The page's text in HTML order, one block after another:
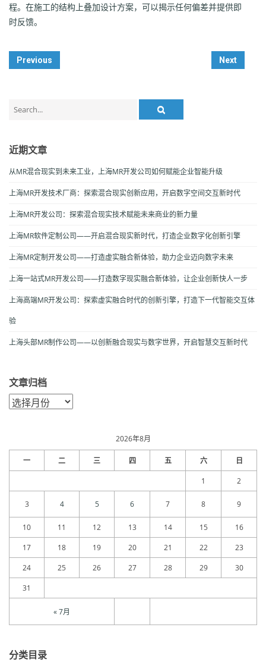
程。在施工的结构上叠加设计方案，可以揭示任何偏差并提供即
时反馈。
Post
Navigation
Previous Next
for:
近期文章
从MR混合现实到未来工业，上海MR开发公司如何赋能企业智能升级
上海MR开发技术厂商：探索混合现实创新应用，开启数字空间交互新时代
上海MR开发公司：探索混合现实技术赋能未来商业的新力量
上海MR软件定制公司——开启混合现实新时代，打造企业数字化创新引擎
上海MR定制开发公司——打造虚实融合新体验，助力企业迈向数字未来
上海一站式MR开发公司——打造数字现实融合新体验，让企业创新快人一步
上海高端MR开发公司：探索虚实融合时代的创新引擎，打造下一代智能交互体
验
上海头部MR制作公司——以创新融合现实与数字世界，开启智慧交互新时代
文章归档
文
章
2026年8月
一 二 三 四 五 六 日
« 7月
1 2
3 4 5 6 7 8 9
10 11 12 13 14 15
16
17
18 19 20 21 22
23
24
25 26 27 28 29
30
31
分类目录